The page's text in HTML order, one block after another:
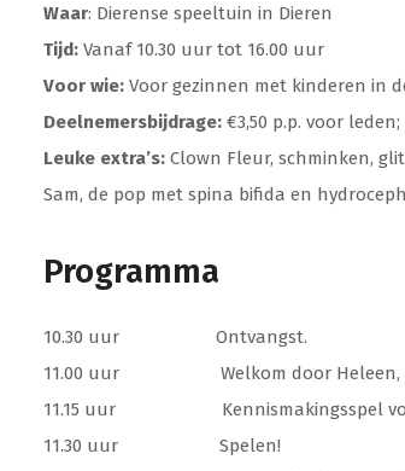
Waar: Dierense speeltuin in Dieren
Tijd: Vanaf 10.30 uur tot 16.00 uur
Voor wie: Voor gezinnen met kinderen in
Deelnemersbijdrage:€3,50 p.p. voor
Leuke extra’s: Clown Fleur, schminken,
Sam, de pop met spina bifida en
Programma
10.30 uur Ontvangst.
11.00 uur Welkom door Heleen,
11.15 uur Kennismakingsspel voor
11.30 uur Spelen!